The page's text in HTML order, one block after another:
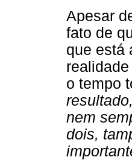
Apesar
fato de
que está
o tempo
nem
dois,